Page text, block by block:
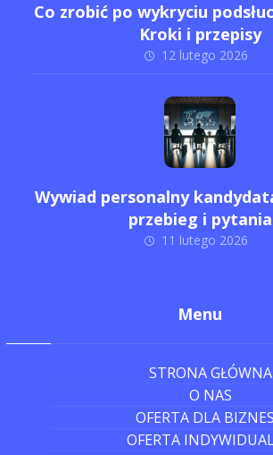
Co zrobić po wykryciu
Kroki i przepisy
12 lutego 2026
Wywiad personalny
przebieg i pytania
11 lutego 2026
Menu
STRONA GŁÓWNA
O NAS
OFERTA DLA
OFERTA